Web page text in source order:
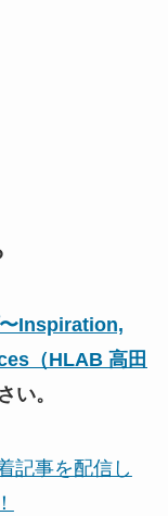
Inspiration,
（HLAB 高田
い。
記事を配信し